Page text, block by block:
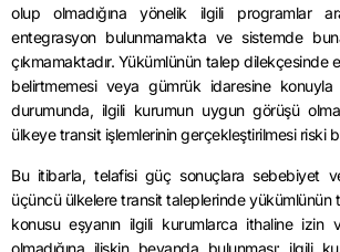
olup olmadığına yönelik ilgili programlar
entegrasyon bulunmamakta ve sistemde
çıkmamaktadır. Yükümlünün talep dilekçesinde
belirtmemesi veya gümrük idaresine
durumunda, ilgili kurumun uygun görüşü
ülkeye transit işlemlerinin gerçekleştirilmesi riski
Bu itibarla, telafisi güç sonuçlara sebebiyet
üçüncü ülkelere transit taleplerinde yükümlünün
konusu eşyanın ilgili kurumlarca ithaline izin
olmadığına ilişkin beyanda bulunması; ilgili